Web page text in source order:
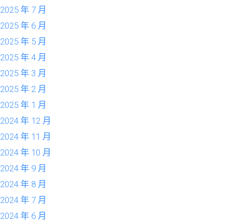
2025 年 7 月
2025 年 6 月
2025 年 5 月
2025 年 4 月
2025 年 3 月
2025 年 2 月
2025 年 1 月
2024 年 12 月
2024 年 11 月
2024 年 10 月
2024 年 9 月
2024 年 8 月
2024 年 7 月
2024 年 6 月